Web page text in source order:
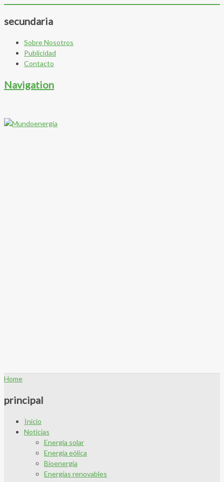
secundaria
Sobre Nosotros
Publicidad
Contacto
Navigation
Home
principal
Inicio
Noticias
Energía solar
Energía eólica
Bioenergía
Energías renovables